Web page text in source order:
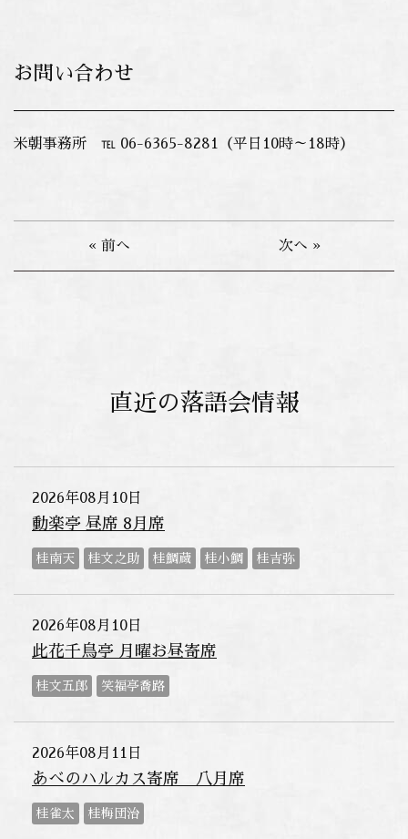
お問い合わせ
米朝事務所 ℡ 06-6365-8281（平日10時～18時）
« 前へ 次へ »
直近の落語会情報
2026年08月10日
動楽亭 昼席 8月席
桂南天 桂文之助 桂鯛蔵 桂小鯛 桂吉弥
2026年08月10日
此花千鳥亭 月曜お昼寄席
桂文五郎 笑福亭喬路
2026年08月11日
あべのハルカス寄席 八月席
桂雀太 桂梅団治